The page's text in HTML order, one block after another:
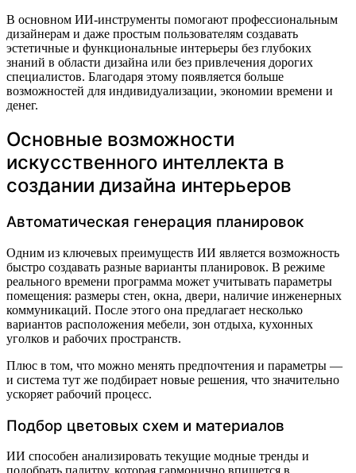
В основном ИИ-инструменты помогают профессиональным
дизайнерам и даже простым пользователям создавать
эстетичные и функциональные интерьеры без глубоких
знаний в области дизайна или без привлечения дорогих
специалистов. Благодаря этому появляется больше
возможностей для индивидуализации, экономии времени и
денег.
Основные возможности
искусственного интеллекта в
создании дизайна интерьеров
Автоматическая генерация планировок
Одним из ключевых преимуществ ИИ является возможность
быстро создавать разные варианты планировок. В режиме
реального времени программа может учитывать параметры
помещения: размеры стен, окна, двери, наличие инженерных
коммуникаций. После этого она предлагает несколько
вариантов расположения мебели, зон отдыха, кухонных
уголков и рабочих пространств.
Плюс в том, что можно менять предпочтения и параметры —
и система тут же подбирает новые решения, что значительно
ускоряет рабочий процесс.
Подбор цветовых схем и материалов
ИИ способен анализировать текущие модные тренды и